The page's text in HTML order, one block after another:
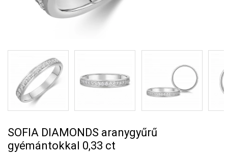
SOFIA DIAMONDS aranygyűrű
gyémántokkal 0,33 ct